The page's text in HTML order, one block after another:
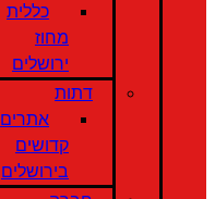
כללית
מחוז
ירושלים
דתות
אתרים
קדושים
בירושלים